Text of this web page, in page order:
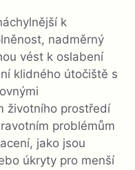
k
nadměrný
vést k oslabení
klidného útočiště s
životního prostředí
problémům
jako jsou
úkryty pro menší